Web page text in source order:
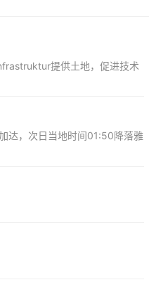
提供土地，促进技术
达，次日当地时间01:50降落雅